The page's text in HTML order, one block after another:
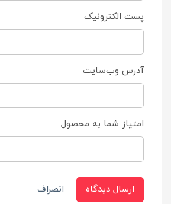
پست الکترونیک
آدرس وب‌سایت
امتیاز شما به محصول
ارسال دیدگاه انصراف